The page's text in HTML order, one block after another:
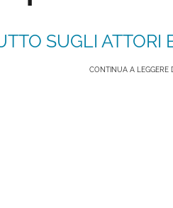
SUGLI ATTORI
CONTINUA A LEGGERE